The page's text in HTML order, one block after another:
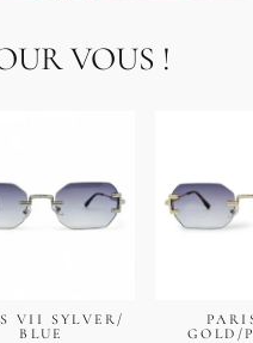
VOUS !
VII SYLVER/
BLUE
GOLD/